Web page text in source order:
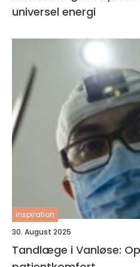
universel energi
inspiration
30. August 2025
Tandlæge i Vanløse: